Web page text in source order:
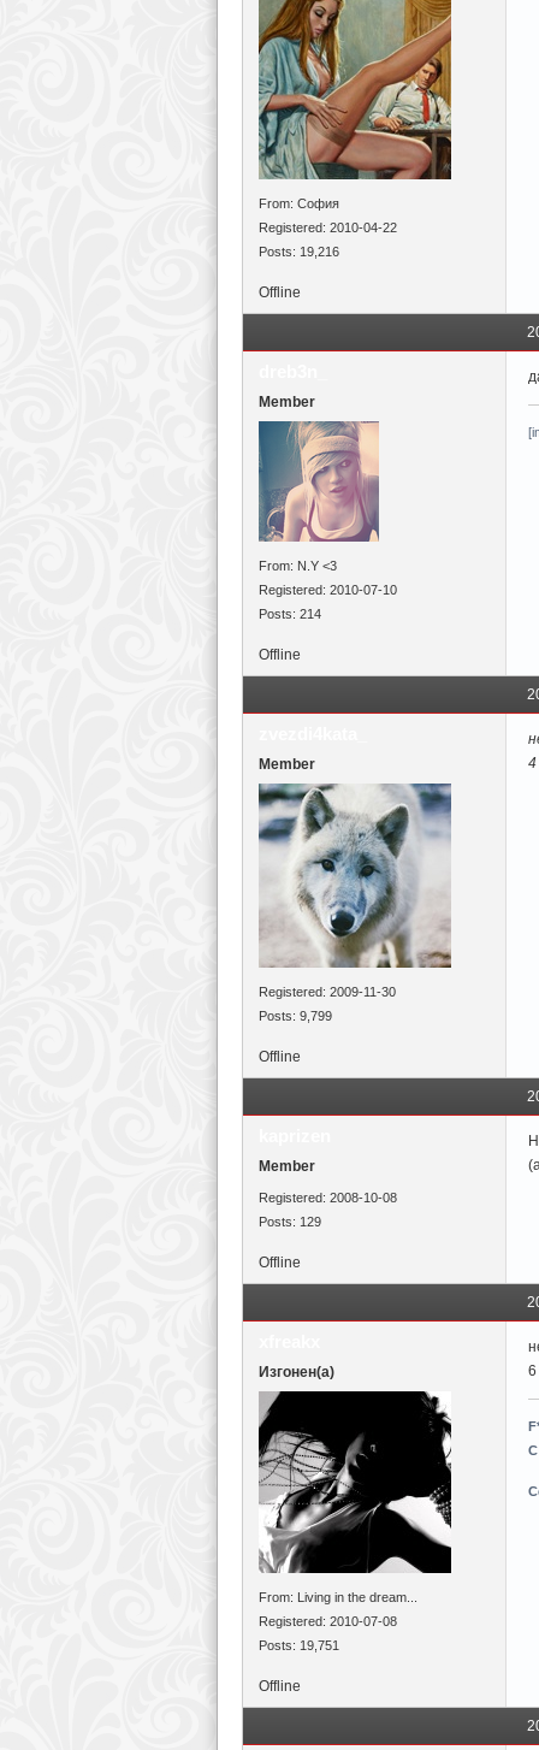
From: София
Registered: 2010-04-22
Posts: 19,216
Offline
Member
From: N.Y <3
Registered: 2010-07-10
Posts: 214
Offline
Member
Registered: 2009-11-30
Posts: 9,799
4
Offline
Member
Registered: 2008-10-08
Posts: 129
Offline
Изгонен(а)
From: Living in the dream...
Registered: 2010-07-08
Posts: 19,751
6
С
Offline